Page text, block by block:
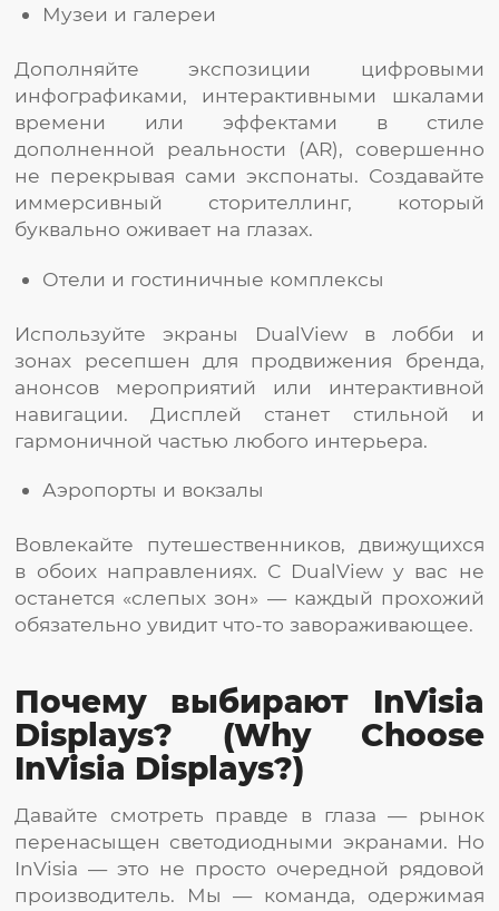
Музеи и галереи
Дополняйте экспозиции цифровыми
инфографиками, интерактивными шкалами
времени или эффектами в стиле
дополненной реальности (AR), совершенно
не перекрывая сами экспонаты. Создавайте
иммерсивный сторителлинг, который
буквально оживает на глазах.
Отели и гостиничные комплексы
Используйте экраны DualView в лобби и
зонах ресепшен для продвижения бренда,
анонсов мероприятий или интерактивной
навигации. Дисплей станет стильной и
гармоничной частью любого интерьера.
Аэропорты и вокзалы
Вовлекайте путешественников, движущихся
в обоих направлениях. С DualView у вас не
останется «слепых зон» — каждый прохожий
обязательно увидит что-то завораживающее.
Почему выбирают InVisia
Displays? (Why Choose
InVisia Displays?)
Давайте смотреть правде в глаза — рынок
перенасыщен светодиодными экранами. Но
InVisia — это не просто очередной рядовой
производитель. Мы — команда, одержимая